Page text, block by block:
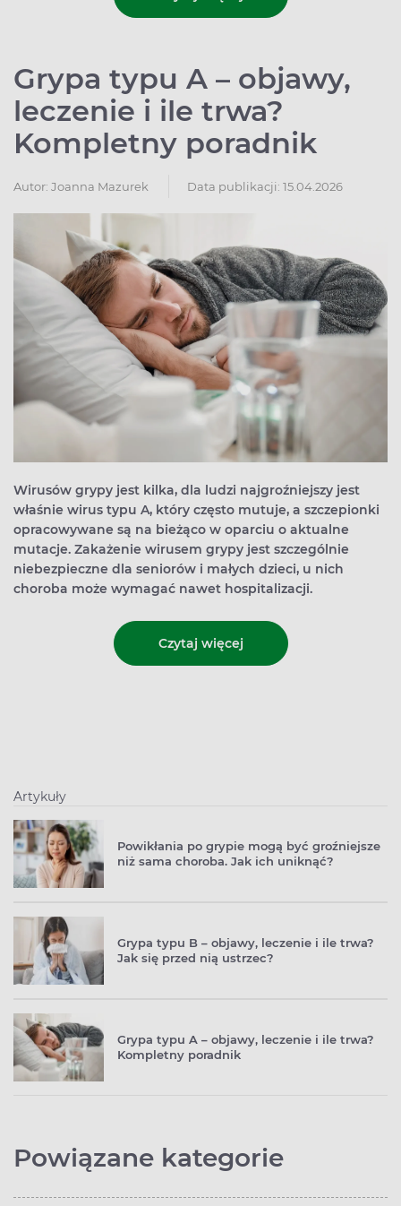
Grypa typu A – objawy,
leczenie i ile trwa?
Kompletny poradnik
Autor: Joanna Mazurek Data publikacji: 15.04.2026
Wirusów grypy jest kilka, dla ludzi najgroźniejszy jest
właśnie wirus typu A, który często mutuje, a szczepionki
opracowywane są na bieżąco w oparciu o aktualne
mutacje. Zakażenie wirusem grypy jest szczególnie
niebezpieczne dla seniorów i małych dzieci, u nich
choroba może wymagać nawet hospitalizacji.
Czytaj więcej
Artykuły
Powikłania po grypie mogą być groźniejsze
niż sama choroba. Jak ich uniknąć?
Grypa typu B – objawy, leczenie i ile trwa?
Jak się przed nią ustrzec?
Grypa typu A – objawy, leczenie i ile trwa?
Kompletny poradnik
Powiązane kategorie